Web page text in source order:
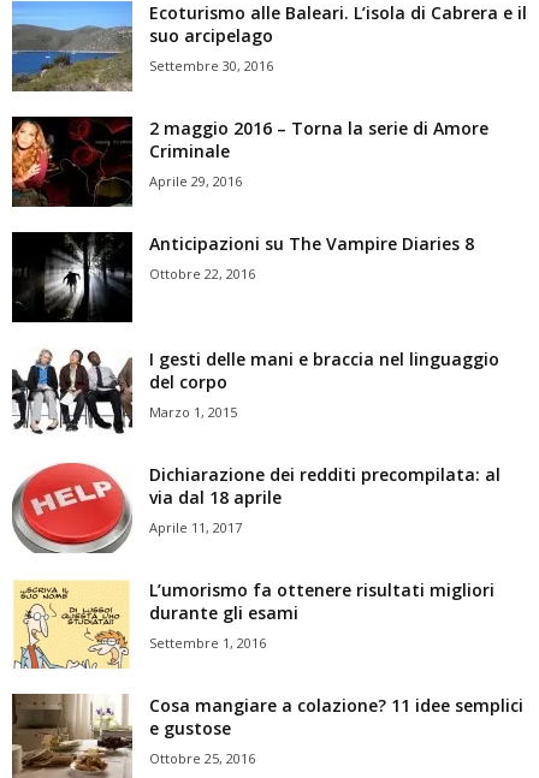
Ecoturismo alle Baleari. L’isola di Cabrera e il
suo arcipelago
Settembre 30, 2016
2 maggio 2016 – Torna la serie di Amore
Criminale
Aprile 29, 2016
Anticipazioni su The Vampire Diaries 8
Ottobre 22, 2016
I gesti delle mani e braccia nel linguaggio
del corpo
Marzo 1, 2015
Dichiarazione dei redditi precompilata: al
via dal 18 aprile
Aprile 11, 2017
L’umorismo fa ottenere risultati migliori
durante gli esami
Settembre 1, 2016
Cosa mangiare a colazione? 11 idee semplici
e gustose
Ottobre 25, 2016